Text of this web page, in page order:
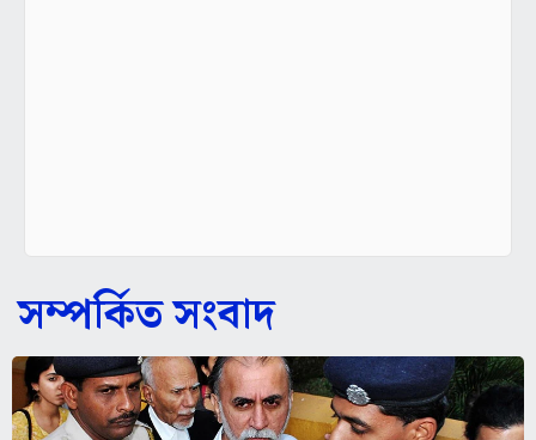
সম্পর্কিত সংবাদ